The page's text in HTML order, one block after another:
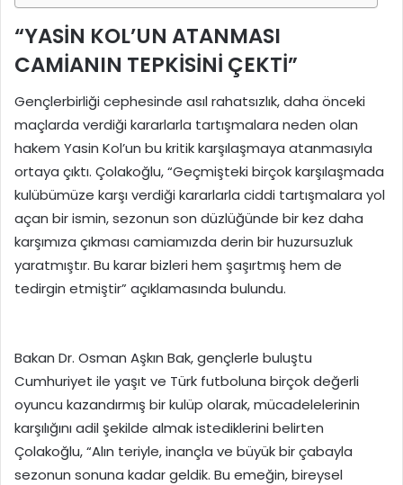
“YASİN KOL’UN ATANMASI
CAMİANIN TEPKİSİNİ ÇEKTİ”
Gençlerbirliği cephesinde asıl rahatsızlık, daha önceki
maçlarda verdiği kararlarla tartışmalara neden olan
hakem Yasin Kol’un bu kritik karşılaşmaya atanmasıyla
ortaya çıktı. Çolakoğlu, “Geçmişteki birçok karşılaşmada
kulübümüze karşı verdiği kararlarla ciddi tartışmalara yol
açan bir ismin, sezonun son düzlüğünde bir kez daha
karşımıza çıkması camiamızda derin bir huzursuzluk
yaratmıştır. Bu karar bizleri hem şaşırtmış hem de
tedirgin etmiştir” açıklamasında bulundu.
Bakan Dr. Osman Aşkın Bak, gençlerle buluştu
Cumhuriyet ile yaşıt ve Türk futboluna birçok değerli
oyuncu kazandırmış bir kulüp olarak, mücadelelerinin
karşılığını adil şekilde almak istediklerini belirten
Çolakoğlu, “Alın teriyle, inançla ve büyük bir çabayla
sezonun sonuna kadar geldik. Bu emeğin, bireysel